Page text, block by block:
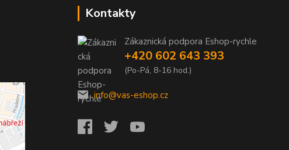
Kontakty
Zákaznická podpora Eshop-rychle
+420 602 643 393
(Po-Pá, 8-16 hod.)
info@vas-eshop.cz